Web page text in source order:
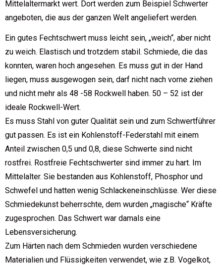
Mittelaltermarkt wert. Dort werden zum Beispiel Schwerter
angeboten, die aus der ganzen Welt angeliefert werden.
Ein gutes Fechtschwert muss leicht sein, „weich“, aber nicht
zu weich. Elastisch und trotzdem stabil. Schmiede, die das
konnten, waren hoch angesehen. Es muss gut in der Hand
liegen, muss ausgewogen sein, darf nicht nach vorne ziehen
und nicht mehr als 48 -58 Rockwell haben. 50 – 52 ist der
ideale Rockwell-Wert.
Es muss Stahl von guter Qualität sein und zum Schwertführer
gut passen. Es ist ein Kohlenstoff-Federstahl mit einem
Anteil zwischen 0,5 und 0,8, diese Schwerte sind nicht
rostfrei. Rostfreie Fechtschwerter sind immer zu hart. Im
Mittelalter. Sie bestanden aus Kohlenstoff, Phosphor und
Schwefel und hatten wenig Schlackeneinschlüsse. Wer diese
Schmiedekunst beherrschte, dem wurden „magische“ Kräfte
zugesprochen. Das Schwert war damals eine
Lebensversicherung.
Zum Härten nach dem Schmieden wurden verschiedene
Materialien und Flüssigkeiten verwendet, wie z.B. Vogelkot,